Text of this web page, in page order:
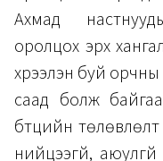
Ахмад
оролцох эрх
хүрээлэн буй
саад болж
бүтцийн
нийцээгүй,